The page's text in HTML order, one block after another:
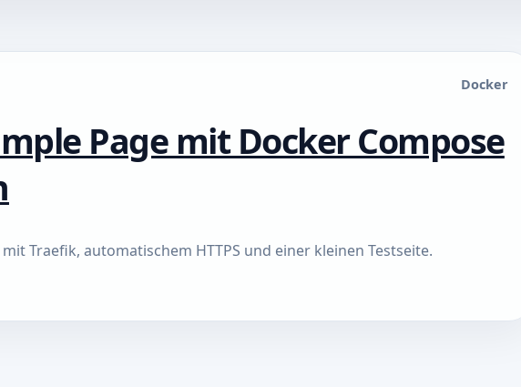
Docker
Page mit Docker Compose
Traefik, automatischem HTTPS und einer kleinen Testseite.